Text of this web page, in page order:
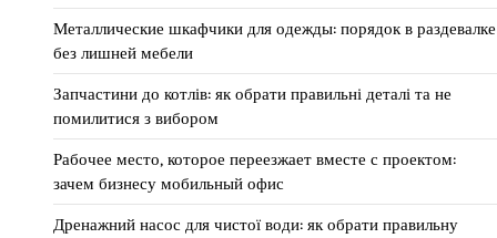
Металлические шкафчики для одежды: порядок в раздевалке
без лишней мебели
Запчастини до котлів: як обрати правильні деталі та не
помилитися з вибором
Рабочее место, которое переезжает вместе с проектом:
зачем бизнесу мобильный офис
Дренажний насос для чистої води: як обрати правильну